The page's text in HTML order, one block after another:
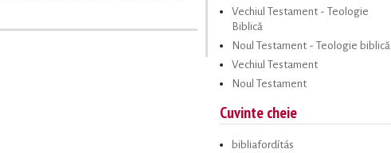
Vechiul Testament - Teologie
Biblică
Noul Testament - Teologie biblică
Vechiul Testament
Noul Testament
Cuvinte cheie
bibliafordítás